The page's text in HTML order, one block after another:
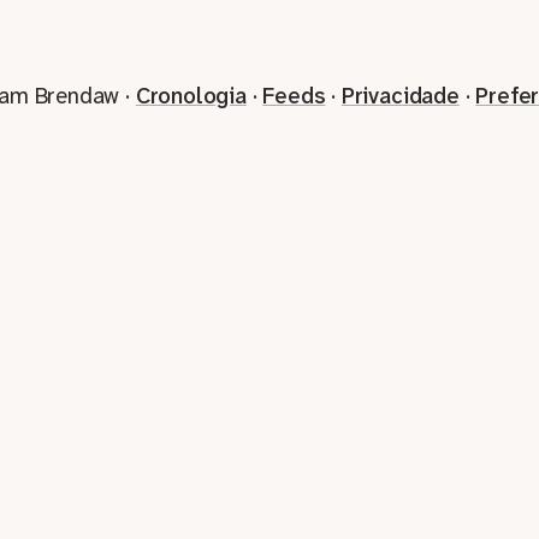
Brendaw · Cronologia· Feeds · Privacidade ·